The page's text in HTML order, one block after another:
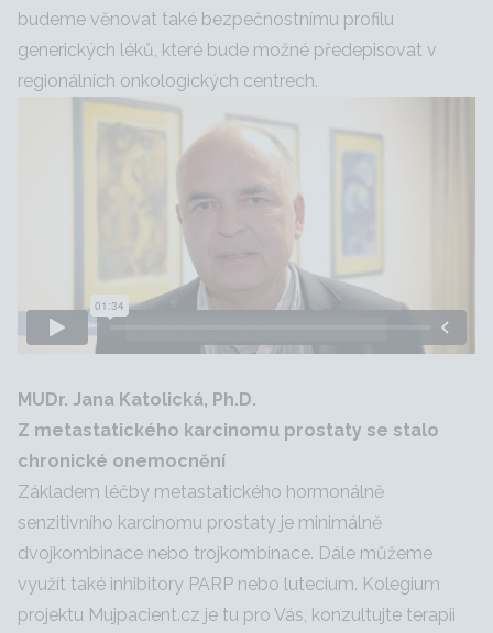
budeme věnovat také bezpečnostnímu profilu
generických léků, které bude možné předepisovat v
regionálních onkologických centrech.
MUDr. Jana Katolická, Ph.D.
Z metastatického karcinomu prostaty se stalo
chronické onemocnění
Základem léčby metastatického hormonálně
senzitivního karcinomu prostaty je minimálně
dvojkombinace nebo trojkombinace. Dále můžeme
využít také inhibitory PARP nebo lutecium. Kolegium
projektu Mujpacient.cz je tu pro Vás, konzultujte terapii